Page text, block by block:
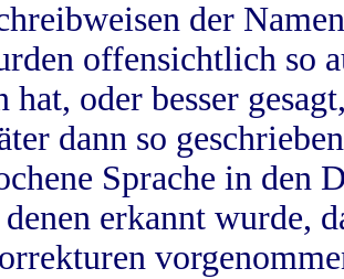
der
offensichtlich so
hat, oder besser
dann so
Sprache in
erkannt wurde,